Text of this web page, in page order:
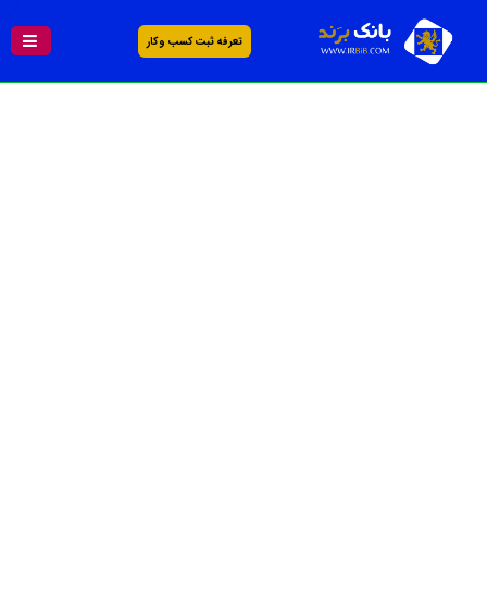
تعرفه ثبت کسب و کار